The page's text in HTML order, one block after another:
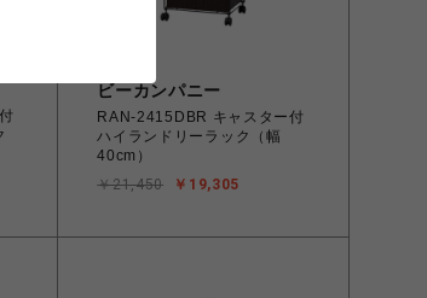
ビーカンパニー
RAN-2415DBR キャスター付
ハイランドリーラック（幅
40cm）
￥19,305
￥21,450